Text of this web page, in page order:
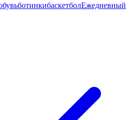
ботинкибаскетболЕжедневный